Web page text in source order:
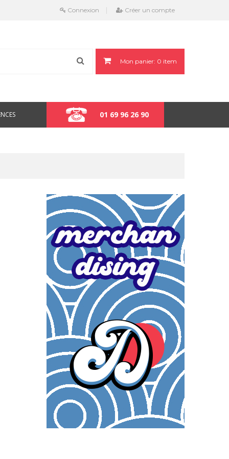
Connexion Créer un compte
Mon panier: 0 item
01 69 96 26 90